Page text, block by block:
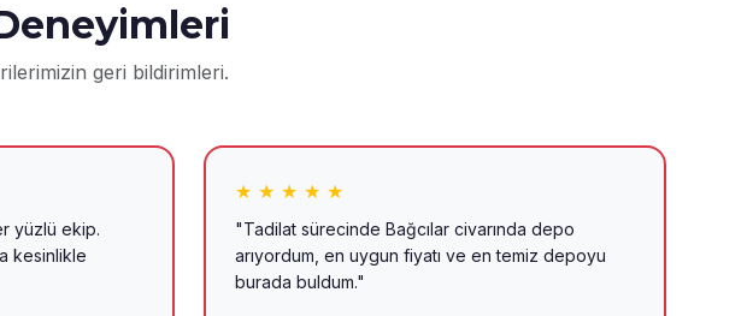
geri bildirimleri.
yüzlü ekip.
kesinlikle
★ ★ ★ ★ ★
"Tadilat sürecinde Bağcılar civarında depo
arıyordum, en uygun fiyatı ve en temiz depoyu
burada buldum."